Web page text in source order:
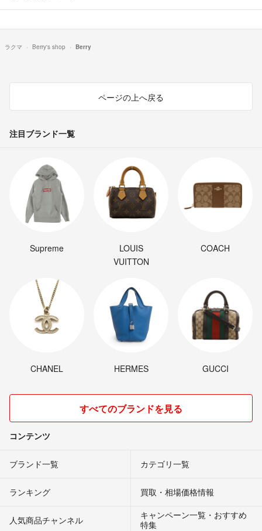
ラクマ Berry's shop Berry
ページの上へ戻る
注目ブランド一覧
Supreme
LOUIS
VUITTON
COACH
CHANEL HERMES GUCCI
すべてのブランドを見る
コンテンツ
ブランド一覧 カテゴリ一覧
ランキング 買取・相場価格情報
人気商品チャンネル
キャンペーン一覧・おすすめ
特集